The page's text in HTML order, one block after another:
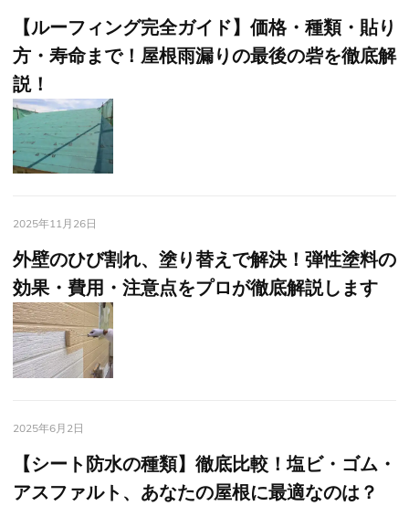
【ルーフィング完全ガイド】価格・種類・貼り
方・寿命まで！屋根雨漏りの最後の砦を徹底解
説！
2025年11月26日
外壁のひび割れ、塗り替えで解決！弾性塗料の
効果・費用・注意点をプロが徹底解説します
2025年6月2日
【シート防水の種類】徹底比較！塩ビ・ゴム・
アスファルト、あなたの屋根に最適なのは？